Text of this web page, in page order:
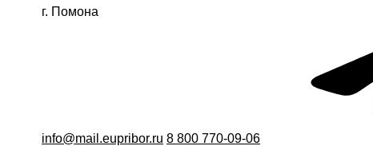
г. Помона
info@mail.eupribor.ru 8 800 770-09-06